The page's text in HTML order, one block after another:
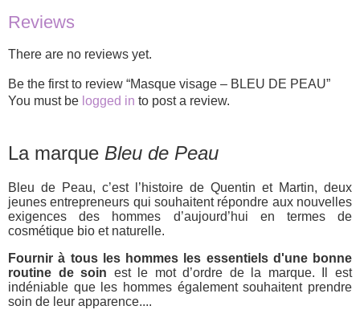
Reviews
There are no reviews yet.
Be the first to review “Masque visage – BLEU DE PEAU”
You must be logged in to post a review.
La marque Bleu de Peau
Bleu de Peau, c’est l’histoire de Quentin et Martin, deux
jeunes entrepreneurs qui souhaitent répondre aux nouvelles
exigences des hommes d’aujourd’hui en termes de
cosmétique bio et naturelle.
Fournir à tous les hommes les essentiels d'une bonne
routine de soin est le mot d’ordre de la marque. Il est
indéniable que les hommes également souhaitent prendre
soin de leur apparence....